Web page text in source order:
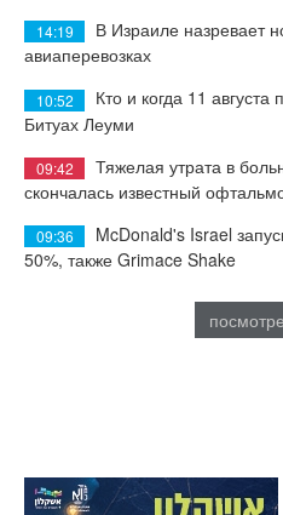
14:19
В Израиле назревает
авиаперевозках
10:52
Кто и когда 11
Битуах Леуми
09:42
Тяжелая утрата в
скончалась известный
09:36
McDonald's Israel
50%, также Grimace Shake